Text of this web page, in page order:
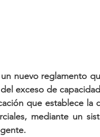
nuevo reglamento
exceso de
que establece la
mediante un